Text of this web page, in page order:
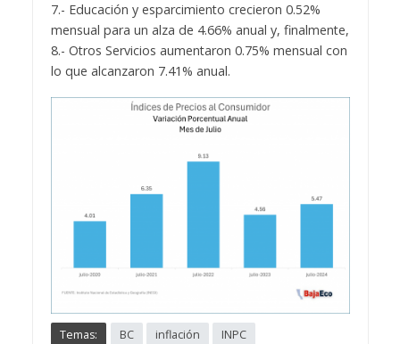
7.- Educación y esparcimiento crecieron 0.52%
mensual para un alza de 4.66% anual y, finalmente,
8.- Otros Servicios aumentaron 0.75% mensual con
lo que alcanzaron 7.41% anual.
Temas: BC inflación INPC